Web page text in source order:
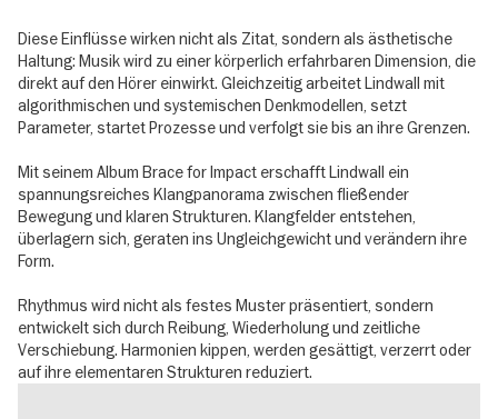
Diese Einflüsse wirken nicht als Zitat, sondern als ästhetische
Haltung: Musik wird zu einer körperlich erfahrbaren Dimension, die
direkt auf den Hörer einwirkt. Gleichzeitig arbeitet Lindwall mit
algorithmischen und systemischen Denkmodellen, setzt
Parameter, startet Prozesse und verfolgt sie bis an ihre Grenzen.
Mit seinem Album Brace for Impact erschafft Lindwall ein
spannungsreiches Klangpanorama zwischen fließender
Bewegung und klaren Strukturen. Klangfelder entstehen,
überlagern sich, geraten ins Ungleichgewicht und verändern ihre
Form.
Rhythmus wird nicht als festes Muster präsentiert, sondern
entwickelt sich durch Reibung, Wiederholung und zeitliche
Verschiebung. Harmonien kippen, werden gesättigt, verzerrt oder
auf ihre elementaren Strukturen reduziert.